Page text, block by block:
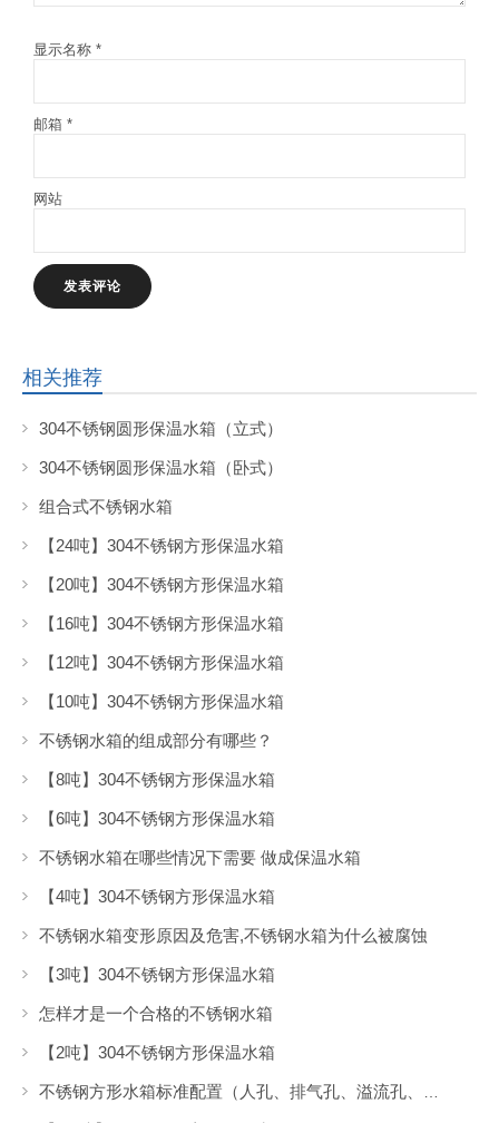
显示名称 *
邮箱 *
网站
相关推荐
304不锈钢圆形保温水箱（立式）
304不锈钢圆形保温水箱（卧式）
组合式不锈钢水箱
【24吨】304不锈钢方形保温水箱
【20吨】304不锈钢方形保温水箱
【16吨】304不锈钢方形保温水箱
【12吨】304不锈钢方形保温水箱
【10吨】304不锈钢方形保温水箱
不锈钢水箱的组成部分有哪些？
【8吨】304不锈钢方形保温水箱
【6吨】304不锈钢方形保温水箱
不锈钢水箱在哪些情况下需要 做成保温水箱
【4吨】304不锈钢方形保温水箱
不锈钢水箱变形原因及危害,不锈钢水箱为什么被腐蚀
【3吨】304不锈钢方形保温水箱
怎样才是一个合格的不锈钢水箱
【2吨】304不锈钢方形保温水箱